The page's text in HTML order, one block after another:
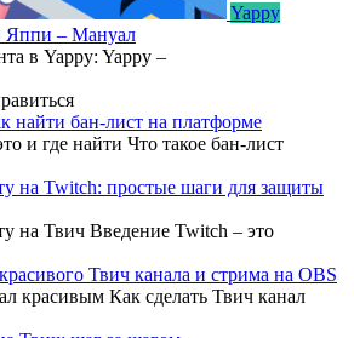
Yappy
Яппи – Мануал
в Yappy: Yappy –
найти бан-лист на платформе
и где найти Что такое бан-лист
на Twitch: простые шаги для защиты
на Твич Введение Twitch – это
Твич канала и стрима на OBS
красивым Как сделать Твич канал